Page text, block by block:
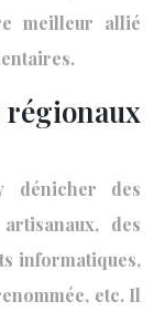
meilleur allié
des
des
informatiques,
etc. Il